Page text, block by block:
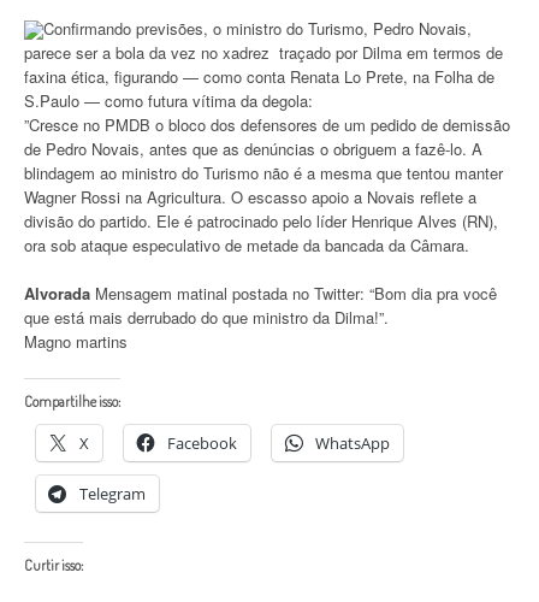
Confirmando previsões, o ministro do Turismo, Pedro Novais,
parece ser a bola da vez no xadrez traçado por Dilma em termos de
faxina ética, figurando — como conta Renata Lo Prete, na Folha de
S.Paulo — como futura vítima da degola:
”Cresce no PMDB o bloco dos defensores de um pedido de demissão
de Pedro Novais, antes que as denúncias o obriguem a fazê-lo. A
blindagem ao ministro do Turismo não é a mesma que tentou manter
Wagner Rossi na Agricultura. O escasso apoio a Novais reflete a
divisão do partido. Ele é patrocinado pelo líder Henrique Alves (RN),
ora sob ataque especulativo de metade da bancada da Câmara.
Alvorada Mensagem matinal postada no Twitter: “Bom dia pra você
que está mais derrubado do que ministro da Dilma!”.
Magno martins
Compartilhe isso:
X Facebook WhatsApp
Telegram
Curtir isso: